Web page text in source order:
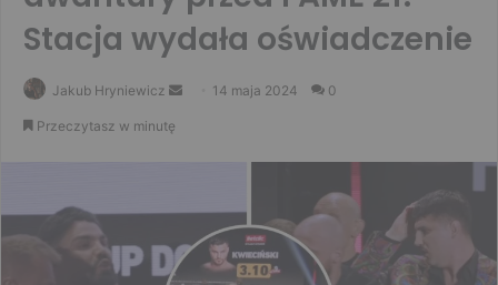
Stacja wydała oświadczenie
Jakub Hryniewicz
Send 14 maja 2024 0
Przeczytasz w minutę